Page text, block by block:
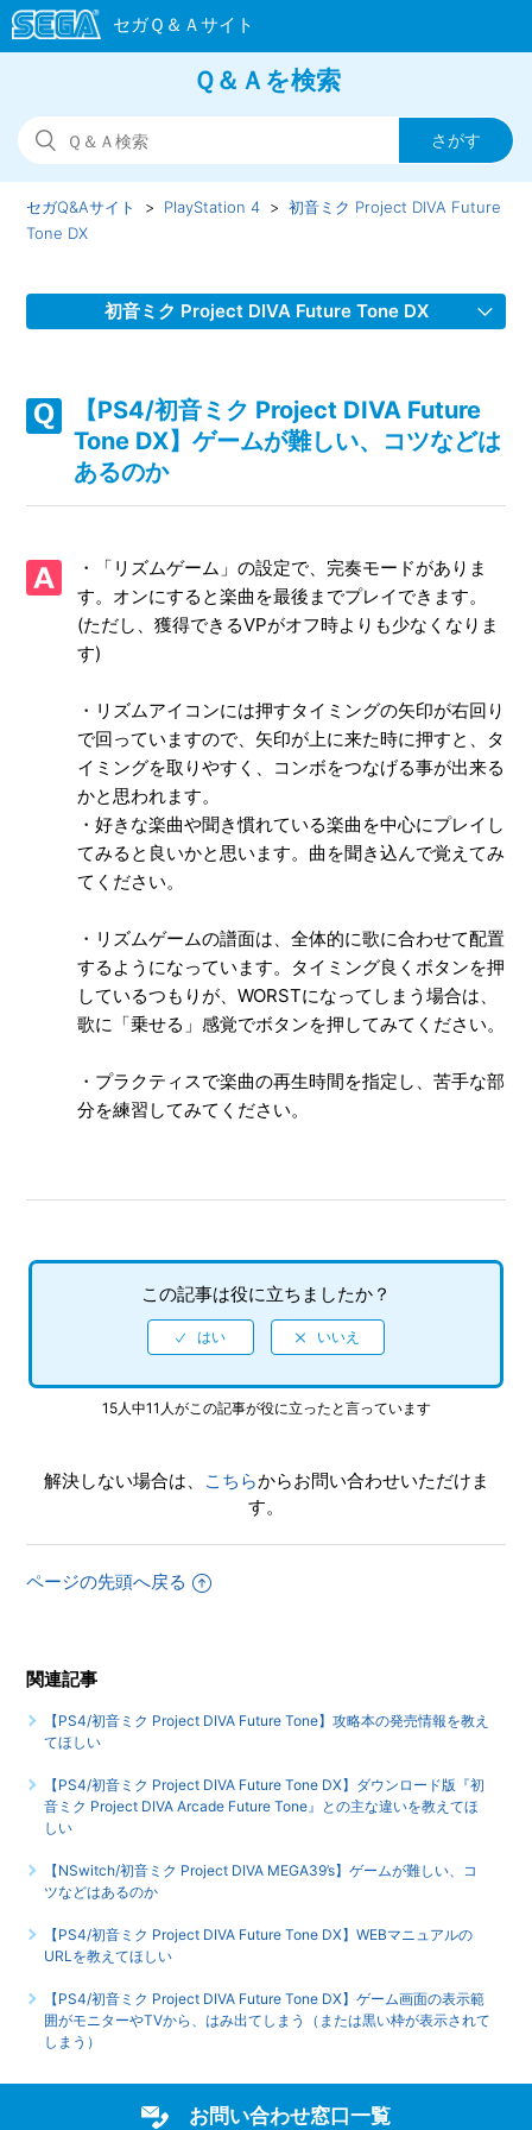
Ｑ＆Ａを検索
セガQ&Aサイト PlayStation 4
初音ミク Project DIVA Future
Tone DX
初音ミク Project DIVA Future Tone DX
アルのURLを教えてほしい
【PS4/初音ミク Project DIVA Future Tone DX】プレイ動画
やゲーム画面写真を、動画サイト／ブログ等で公開したい
しい、コツなどはあるのか
【PS4/初音ミク Project DIVA Future Tone DX】ゲーム画面
の表示範囲がモニターやTVから、はみ出てしまう（または
【PS4/初音ミク Project DIVA Future Tone DX】「サバイバ
ルコース」の出し方がわからない
【PS4/初音ミク Project DIVA Future Tone DX】難易度設定
はあるのか
【PS4/初音ミク Project DIVA Future Tone DX】収録曲、収
【PS4/初音ミク Project DIVA Future Tone DX】インターネ
ットプレイ対応しているのか
行状況はいくつセーブできるのか
【PS4/初音ミク Project DIVA Future
Tone DX】ゲームが難しい、コツなどは
あるのか
・「リズムゲーム」の設定で、完奏モードがありま
す。オンにすると楽曲を最後までプレイできます。
(ただし、獲得できるVPがオフ時よりも少なくなりま
す)
・リズムアイコンには押すタイミングの矢印が右回り
で回っていますので、矢印が上に来た時に押すと、タ
イミングを取りやすく、コンボをつなげる事が出来る
かと思われます。
・好きな楽曲や聞き慣れている楽曲を中心にプレイし
てみると良いかと思います。曲を聞き込んで覚えてみ
てください。
・リズムゲームの譜面は、全体的に歌に合わせて配置
するようになっています。タイミング良くボタンを押
しているつもりが、WORSTになってしまう場合は、
歌に「乗せる」感覚でボタンを押してみてください。
・プラクティスで楽曲の再生時間を指定し、苦手な部
分を練習してみてください。
この記事は役に立ちましたか？
15人中11人がこの記事が役に立ったと言っています
解決しない場合は、 こちらからお問い合わせいただけま
す。
ページの先頭へ戻る
関連記事
【PS4/初音ミク Project DIVA Future Tone】攻略本の発売情報を教え
てほしい
【PS4/初音ミク Project DIVA Future Tone DX】ダウンロード版『初
音ミク Project DIVA Arcade Future Tone』との主な違いを教えてほ
しい
【NSwitch/初音ミク Project DIVA MEGA39’s】ゲームが難しい、コ
ツなどはあるのか
【PS4/初音ミク Project DIVA Future Tone DX】WEBマニュアルの
URLを教えてほしい
【PS4/初音ミク Project DIVA Future Tone DX】ゲーム画面の表示範
囲がモニターやTVから、はみ出てしまう（または黒い枠が表示されて
しまう）
お問い合わせ窓口一覧